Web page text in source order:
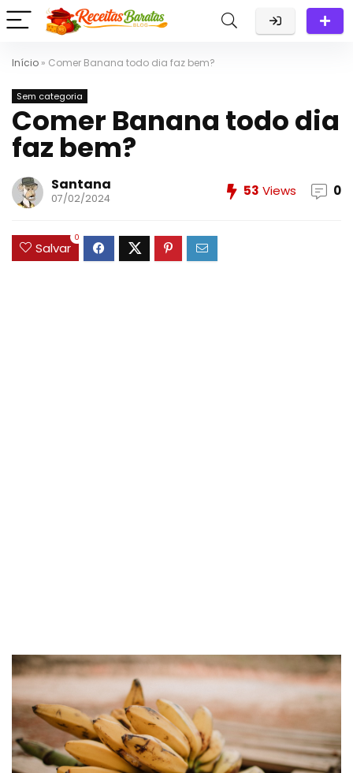
Início » Comer Banana todo dia faz bem?
Sem categoria
Comer Banana todo dia
faz bem?
Santana
07/02/2024 53 Views 0
Salvar
0